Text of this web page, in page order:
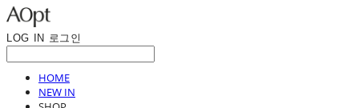
LOG IN 로그인
HOME
NEW IN